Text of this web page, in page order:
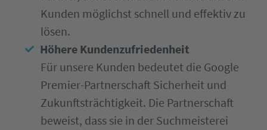
Kunden möglichst schnell und effektiv zu
lösen.
Höhere Kundenzufriedenheit
Für unsere Kunden bedeutet die Google
Premier-Partnerschaft Sicherheit und
Zukunftsträchtigkeit. Die Partnerschaft
beweist, dass sie in der Suchmeisterei